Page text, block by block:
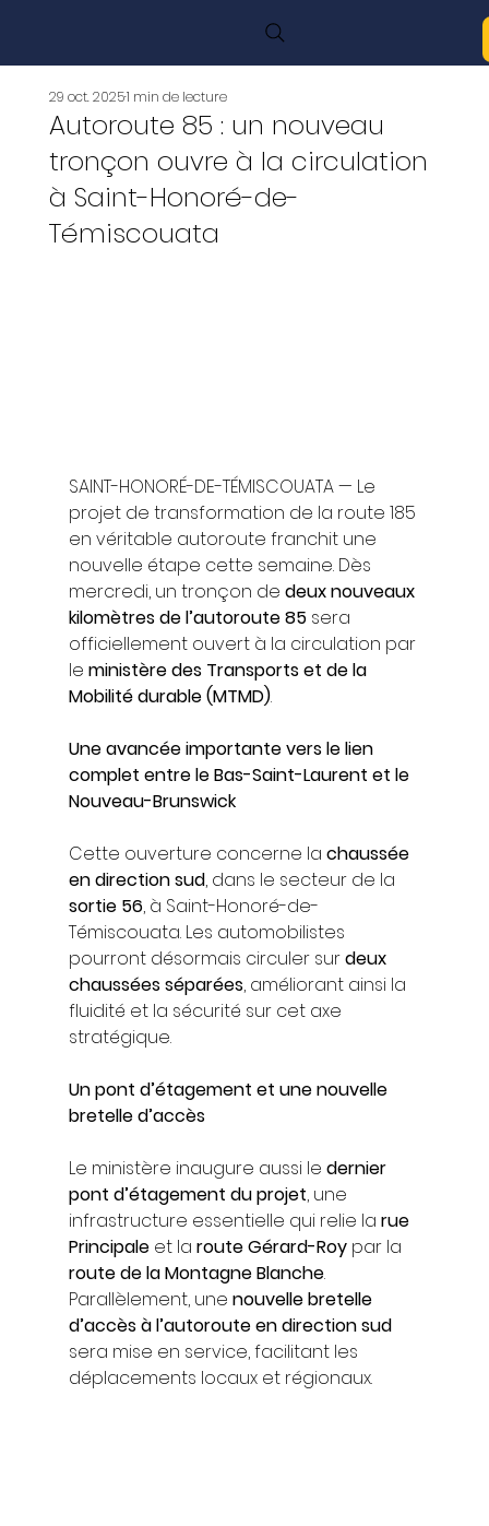
Autoroute 85 : un nouveau
tronçon ouvre à la circulation
à Saint-Honoré-de-
Témiscouata
29 oct. 20251 min de lecture
SAINT-HONORÉ-DE-TÉMISCOUATA — Le
projet de transformation de la route 185
en véritable autoroute franchit une
nouvelle étape cette semaine. Dès
mercredi, un tronçon de deux nouveaux
kilomètres de l’autoroute 85 sera
officiellement ouvert à la circulation par
le ministère des Transports et de la
Mobilité durable (MTMD).
Une avancée importante vers le lien
complet entre le Bas-Saint-Laurent et le
Nouveau-Brunswick
Cette ouverture concerne la chaussée
en direction sud, dans le secteur de la
sortie 56, à Saint-Honoré-de-
Témiscouata. Les automobilistes
pourront désormais circuler sur deux
chaussées séparées, améliorant ainsi la
fluidité et la sécurité sur cet axe
stratégique.
Un pont d’étagement et une nouvelle
bretelle d’accès
Le ministère inaugure aussi le dernier
pont d’étagement du projet, une
infrastructure essentielle qui relie la rue
Principale et la route Gérard-Roy par la
route de la Montagne Blanche.
Parallèlement, une nouvelle bretelle
d’accès à l’autoroute en direction sud
sera mise en service, facilitant les
déplacements locaux et régionaux.